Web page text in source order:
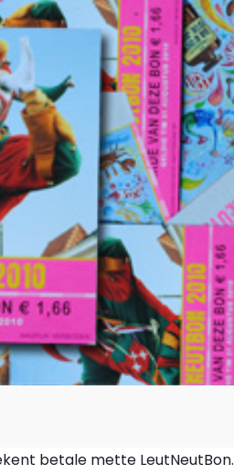
betale mette LeutNeutBon.